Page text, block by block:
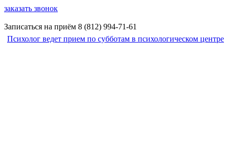
заказать звонок
Записаться на приём 8 (812) 994-71-61
Психолог ведет прием по субботам в психологическом центре